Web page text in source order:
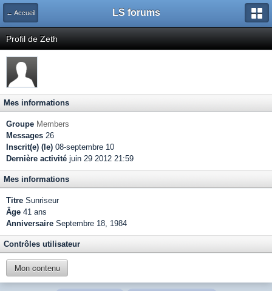
← Accueil LS forums
Profil de Zeth
Mes informations
Groupe Members
Messages 26
Inscrit(e) (le) 08-septembre 10
Dernière activité juin 29 2012 21:59
Mes informations
Titre Sunriseur
Âge 41 ans
Anniversaire Septembre 18, 1984
Contrôles utilisateur
Mon contenu